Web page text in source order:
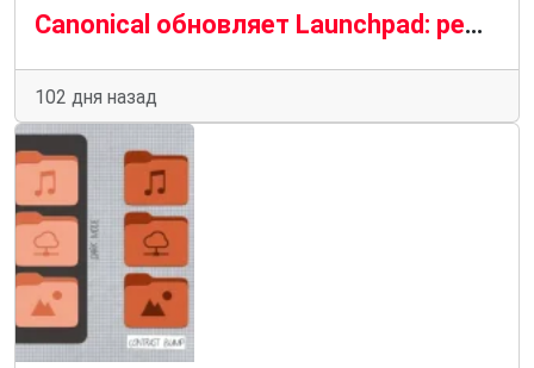
Canonical обновляет Launchpad: редизайн серии страниц и шаг к модернизации платформы Ubuntu
102 дня назад